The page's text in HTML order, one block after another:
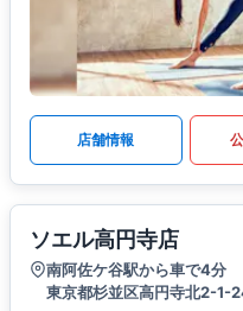
店舗情報
ソエル高円寺店
南阿佐ケ谷駅から車で4分
東京都杉並区高円寺北2-1-